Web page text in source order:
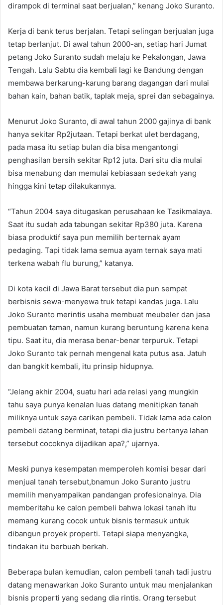
dirampok di terminal saat berjualan,” kenang Joko Suranto.
Kerja di bank terus berjalan. Tetapi selingan berjualan juga
tetap berlanjut. Di awal tahun 2000-an, setiap hari Jumat
petang Joko Suranto sudah melaju ke Pekalongan, Jawa
Tengah. Lalu Sabtu dia kembali lagi ke Bandung dengan
membawa berkarung-karung barang dagangan dari mulai
bahan kain, bahan batik, taplak meja, sprei dan sebagainya.
Menurut Joko Suranto, di awal tahun 2000 gajinya di bank
hanya sekitar Rp2jutaan. Tetapi berkat ulet berdagang,
pada masa itu setiap bulan dia bisa mengantongi
penghasilan bersih sekitar Rp12 juta. Dari situ dia mulai
bisa menabung dan memulai kebiasaan sedekah yang
hingga kini tetap dilakukannya.
“Tahun 2004 saya ditugaskan perusahaan ke Tasikmalaya.
Saat itu sudah ada tabungan sekitar Rp380 juta. Karena
biasa produktif saya pun memilih berternak ayam
pedaging. Tapi tidak lama semua ayam ternak saya mati
terkena wabah flu burung,” katanya.
Di kota kecil di Jawa Barat tersebut dia pun sempat
berbisnis sewa-menyewa truk tetapi kandas juga. Lalu
Joko Suranto merintis usaha membuat meubeler dan jasa
pembuatan taman, namun kurang beruntung karena kena
tipu. Saat itu, dia merasa benar-benar terpuruk. Tetapi
Joko Suranto tak pernah mengenal kata putus asa. Jatuh
dan bangkit kembali, itu prinsip hidupnya.
“Jelang akhir 2004, suatu hari ada relasi yang mungkin
tahu saya punya kenalan luas datang menitipkan tanah
miliknya untuk saya carikan pembeli. Tidak lama ada calon
pembeli datang berminat, tetapi dia justru bertanya lahan
tersebut cocoknya dijadikan apa?,” ujarnya.
Meski punya kesempatan memperoleh komisi besar dari
menjual tanah tersebut,bnamun Joko Suranto justru
memilih menyampaikan pandangan profesionalnya. Dia
memberitahu ke calon pembeli bahwa lokasi tanah itu
memang kurang cocok untuk bisnis termasuk untuk
dibangun proyek properti. Tetapi siapa menyangka,
tindakan itu berbuah berkah.
Beberapa bulan kemudian, calon pembeli tanah tadi justru
datang menawarkan Joko Suranto untuk mau menjalankan
bisnis properti yang sedang dia rintis. Orang tersebut